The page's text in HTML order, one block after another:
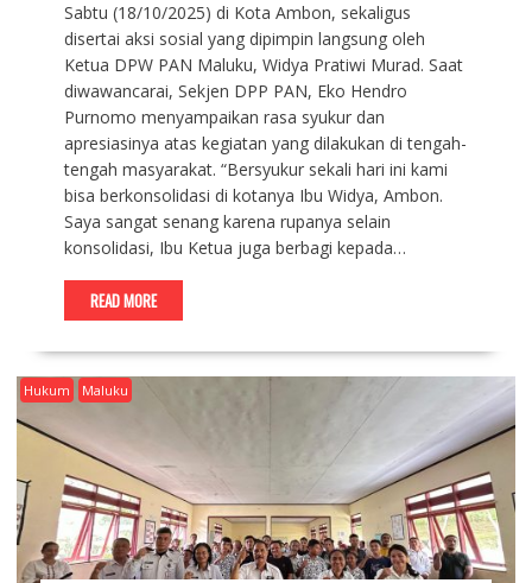
Sabtu (18/10/2025) di Kota Ambon, sekaligus
disertai aksi sosial yang dipimpin langsung oleh
Ketua DPW PAN Maluku, Widya Pratiwi Murad. Saat
diwawancarai, Sekjen DPP PAN, Eko Hendro
Purnomo menyampaikan rasa syukur dan
apresiasinya atas kegiatan yang dilakukan di tengah-
tengah masyarakat. “Bersyukur sekali hari ini kami
bisa berkonsolidasi di kotanya Ibu Widya, Ambon.
Saya sangat senang karena rupanya selain
konsolidasi, Ibu Ketua juga berbagi kepada…
READ MORE
Hukum Maluku